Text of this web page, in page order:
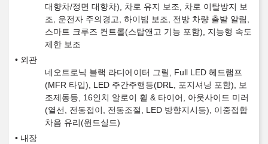
대향차/정면 대향차), 차로 유지 보조, 차로 이탈방지 보
조, 운전자 주의경고, 하이빔 보조, 전방 차량 출발 알림,
스마트 크루즈 컨트롤(스탑앤고 기능 포함), 지능형 속도
제한 보조
외관
네오트로닉 블랙 라디에이터 그릴, Full LED 헤드램프
(MFR 타입), LED 주간주행등(DRL, 포지셔닝 포함), 보
조제동등, 16인치 알로이 휠 & 타이어, 아웃사이드 미러
(열선, 전동접이, 전동조절, LED 방향지시등), 이중접합
차음 유리(윈드실드)
내장